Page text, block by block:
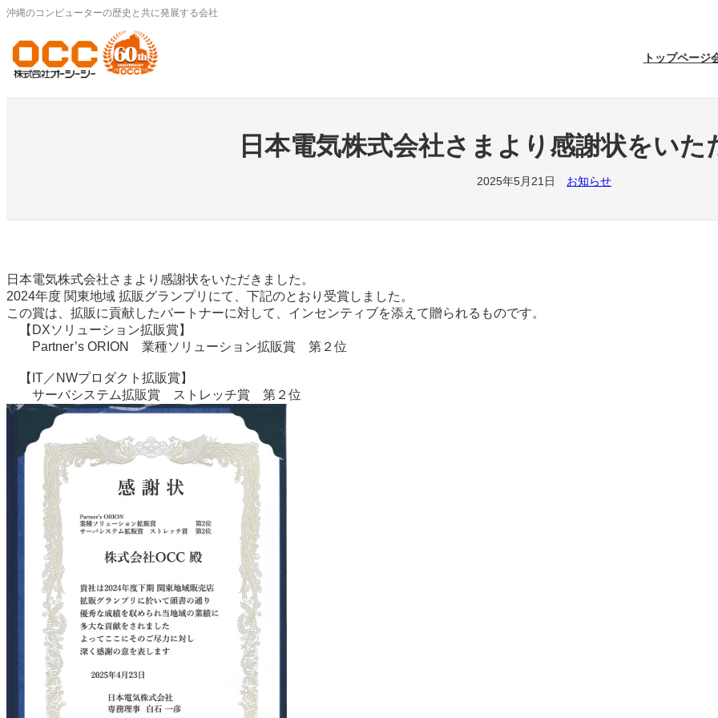
内
を
ス
キ
ッ
沖縄のコンピューターの歴史と共に発展する会社
トップページ
日本電気株式会社さまより感謝状をいた
2025年5月21日 お知らせ
日本電気株式会社さまより感謝状をいただきました。
2024年度 関東地域 拡販グランプリにて、下記のとおり受賞しました。
この賞は、拡販に貢献したパートナーに対して、インセンティブを添えて贈られるものです。
【DXソリューション拡販賞】
Partner’s ORION 業種ソリューション拡販賞 第２位
【IT／NWプロダクト拡販賞】
サーバシステム拡販賞 ストレッチ賞 第２位